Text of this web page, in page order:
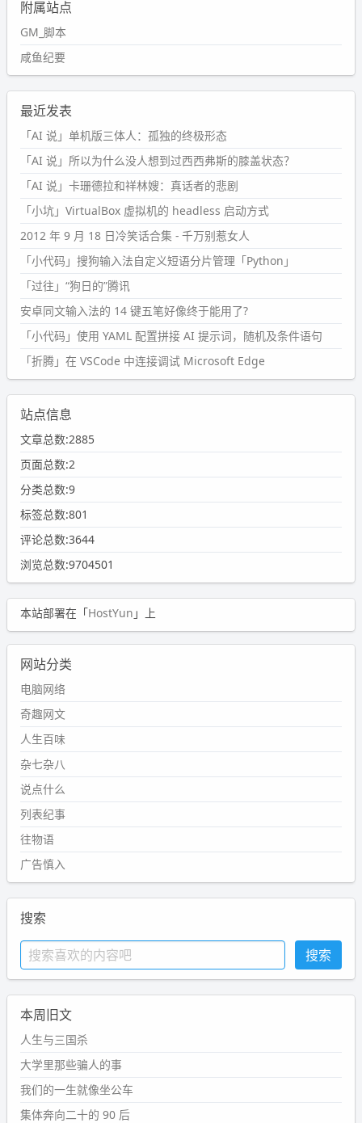
附属站点
GM_脚本
咸鱼纪要
最近发表
「AI 说」单机版三体人：孤独的终极形态
「AI 说」所以为什么没人想到过西西弗斯的膝盖状态？
「AI 说」卡珊德拉和祥林嫂：真话者的悲剧
「小坑」VirtualBox 虚拟机的 headless 启动方式
2012 年 9 月 18 日冷笑话合集 - 千万别惹女人
「小代码」搜狗输入法自定义短语分片管理「Python」
「过往」“狗日的”腾讯
安卓同文输入法的 14 键五笔好像终于能用了?
「小代码」使用 YAML 配置拼接 AI 提示词，随机及条件语句
「折腾」在 VSCode 中连接调试 Microsoft Edge
站点信息
文章总数:2885
页面总数:2
分类总数:9
标签总数:801
评论总数:3644
浏览总数:9704501
本站部署在「HostYun 」上
网站分类
电脑网络
奇趣网文
人生百味
杂七杂八
说点什么
列表纪事
往物语
广告慎入
搜索
本周旧文
人生与三国杀
大学里那些骗人的事
我们的一生就像坐公车
集体奔向二十的 90 后